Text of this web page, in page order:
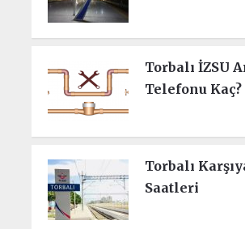
Torbalı İZSU
Telefonu Kaç?
Torbalı
Saatleri